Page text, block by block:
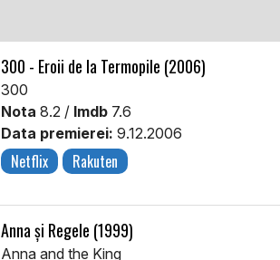
300 - Eroii de la Termopile (2006)
300
Nota 8.2 / Imdb 7.6
Data premierei: 9.12.2006
Netflix Rakuten
Anna și Regele (1999)
Anna and the King